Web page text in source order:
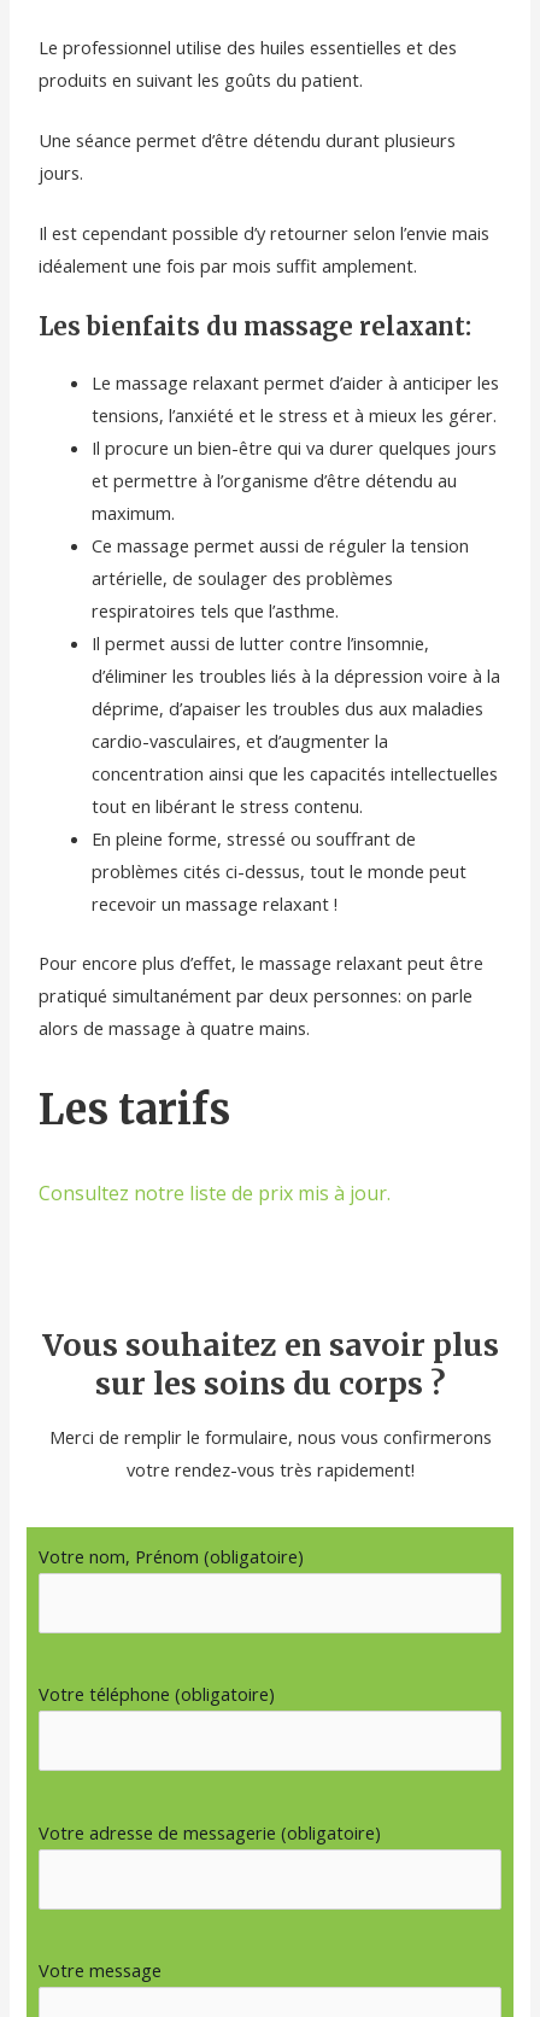
Le professionnel utilise des huiles essentielles et des
produits en suivant les goûts du patient.
Une séance permet d’être détendu durant plusieurs
jours.
Il est cependant possible d’y retourner selon l’envie mais
idéalement une fois par mois suffit amplement.
Les bienfaits du massage relaxant:
Le massage relaxant permet d’aider à anticiper les
tensions, l’anxiété et le stress et à mieux les gérer.
Il procure un bien-être qui va durer quelques jours
et permettre à l’organisme d’être détendu au
maximum.
Ce massage permet aussi de réguler la tension
artérielle, de soulager des problèmes
respiratoires tels que l’asthme.
Il permet aussi de lutter contre l’insomnie,
d’éliminer les troubles liés à la dépression voire à la
déprime, d’apaiser les troubles dus aux maladies
cardio-vasculaires, et d’augmenter la
concentration ainsi que les capacités intellectuelles
tout en libérant le stress contenu.
En pleine forme, stressé ou souffrant de
problèmes cités ci-dessus, tout le monde peut
recevoir un massage relaxant !
Pour encore plus d’effet, le massage relaxant peut être
pratiqué simultanément par deux personnes: on parle
alors de massage à quatre mains.
Les tarifs
Consultez notre liste de prix mis à jour.
Vous souhaitez en savoir plus
sur les soins du corps ?
Merci de remplir le formulaire, nous vous confirmerons
votre rendez-vous très rapidement!
Votre nom, Prénom (obligatoire)
Votre téléphone (obligatoire)
Votre adresse de messagerie (obligatoire)
Votre message